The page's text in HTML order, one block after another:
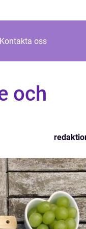
Kontakta oss
och